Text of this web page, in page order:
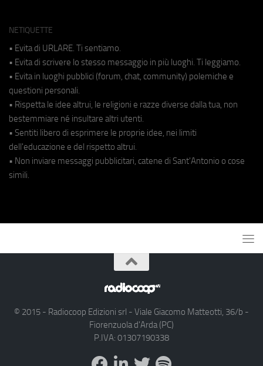
NETIQUETTE
• Evita di URLARE. Ti sentiamo.
• Evita di scrivere lo stesso messaggio in più luoghi. Ti leggiamo.
• Evita in luoghi pubblici (forum, chat, community) polemiche e
questioni personali.
• Rispetta le idee altrui, le religioni e razze diverse dalla tua, non
bestemmiare né insultare altri utenti.
• Sentiti libero di esprimere le proprie idee, nei limiti
dell'educazione e del rispetto altrui.
• Non inviare messaggi pubblicitari, catene di Sant'Antonio o cose
simili.
© 2015 - Radiocoop Edizioni srl - Viale Giacomo Matteotti, 36/b -
Fiorenzuola d'Arda (PC)
P.IVA: 01307190338